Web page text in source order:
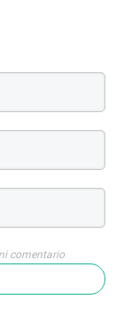
comentario